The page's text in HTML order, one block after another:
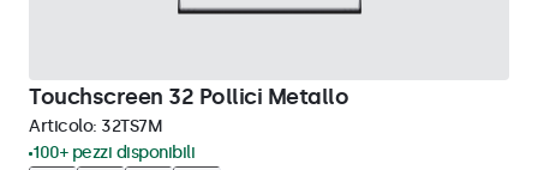
Touchscreen 32 Pollici Metallo
Articolo: 32TS7M
100+ pezzi disponibili